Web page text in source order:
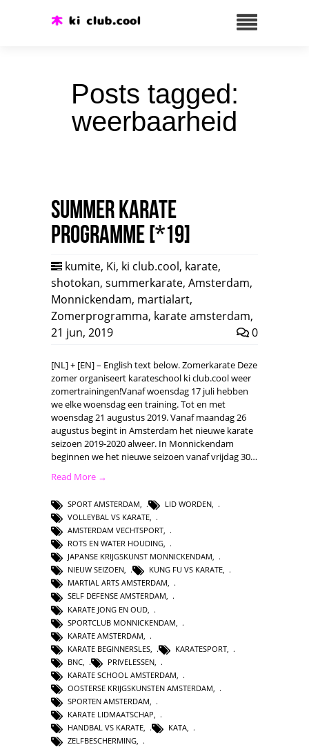
Posts tagged:
weerbaarheid
Summer karate
programme [*19]
kumite, Ki, ki club.cool, karate,
shotokan, summerkarate, Amsterdam,
Monnickendam, martialart,
Zomerprogramma, karate amsterdam,
21 jun, 2019
0
[NL] + [EN] – English text below. Zomerkarate Deze
zomer organiseert karateschool ki club.cool weer
zomertrainingen!Vanaf woensdag 17 juli hebben
we elke woensdag een training. Tot en met
woensdag 21 augustus 2019. Vanaf maandag 26
augustus begint in Amsterdam het nieuwe karate
seizoen 2019-2020 alweer. In Monnickendam
beginnen we het nieuwe seizoen vanaf vrijdag 30…
Read More →
SPORT AMSTERDAM, LID WORDEN,
VOLLEYBAL VS KARATE,
AMSTERDAM VECHTSPORT,
ROTS EN WATER HOUDING,
JAPANSE KRIJGSKUNST MONNICKENDAM,
NIEUW SEIZOEN, KUNG FU VS KARATE,
MARTIAL ARTS AMSTERDAM,
SELF DEFENSE AMSTERDAM,
KARATE JONG EN OUD
SPORTCLUB MONNICKENDAM
KARATE AMSTERDAM
KARATE BEGINNERSLES
KARATESPORT
BNC
PRIVELESSEN
KARATE SCHOOL AMSTERDAM
OOSTERSE KRIJGSKUNSTEN AMSTERDAM
SPORTEN AMSTERDAM
KARATE LIDMAATSCHAP,
HANDBAL VS KARATE, KATA,
ZELFBESCHERMING,